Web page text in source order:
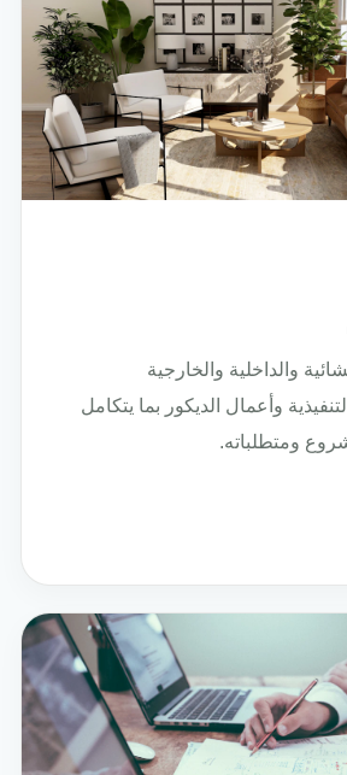
والداخلية والخارجية
وأعمال الديكور بما يتكامل
ومتطلباته.